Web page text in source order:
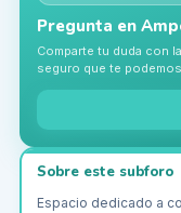
Pregunta en
Comparte tu duda con
seguro que te podemos
Sobre este subforo
Espacio dedicado a